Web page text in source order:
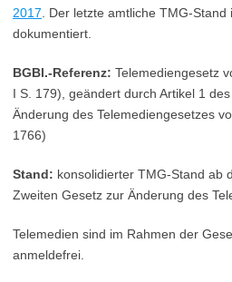
2017 . Der letzte amtliche TMG-Stand
dokumentiert.
BGBl.-Referenz: Telemediengesetz
I S. 179), geändert durch Artikel 1
Änderung des Telemediengesetzes
1766)
Stand: konsolidierter TMG-Stand ab
Zweiten Gesetz zur Änderung des
Telemedien sind im Rahmen der
anmeldefrei.